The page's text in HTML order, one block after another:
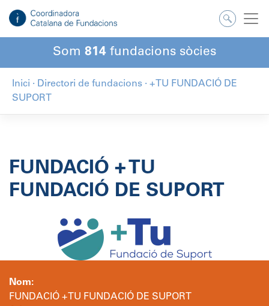
contingut
Som 814 fundacions sòcies
Inici · Directori de fundacions · + TU FUNDACIÓ DE
SUPORT
FUNDACIÓ + TU
FUNDACIÓ DE SUPORT
Nom:
FUNDACIÓ + TU FUNDACIÓ DE SUPORT